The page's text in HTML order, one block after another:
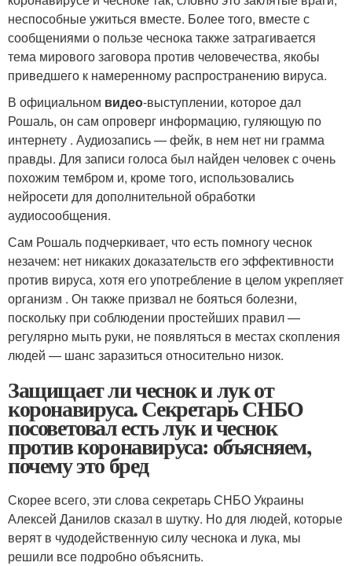
неспособные ужиться вместе. Более того, вместе с
сообщениями о пользе чеснока также затрагивается
тема мирового заговора против человечества, якобы
приведшего к намеренному распространению вируса.
В официальном видео-выступлении, которое дал
Рошаль, он сам опроверг информацию, гуляющую по
интернету . Аудиозапись — фейк, в нем нет ни грамма
правды. Для записи голоса был найден человек с очень
похожим тембром и, кроме того, использовались
нейросети для дополнительной обработки
аудиосообщения.
Сам Рошаль подчеркивает, что есть помногу чеснок
незачем: нет никаких доказательств его эффективности
против вируса, хотя его употребление в целом укрепляет
организм . Он также призвал не бояться болезни,
поскольку при соблюдении простейших правил —
регулярно мыть руки, не появляться в местах скопления
людей — шанс заразиться относительно низок.
Защищает ли чеснок и лук от
коронавируса. Секретарь СНБО
посоветовал есть лук и чеснок
против коронавируса: объясняем,
почему это бред
Скорее всего, эти слова секретарь СНБО Украины
Алексей Данилов сказал в шутку. Но для людей, которые
верят в чудодейственную силу чеснока и лука, мы
решили все подробно объяснить.